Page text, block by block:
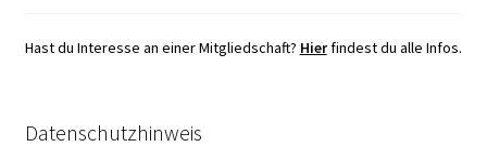
Hast du Interesse an einer Mitgliedschaft? Hierfindest du alle Infos.
Datenschutzhinweis